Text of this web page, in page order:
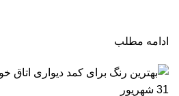
ادامه مطلب
31 شهریور